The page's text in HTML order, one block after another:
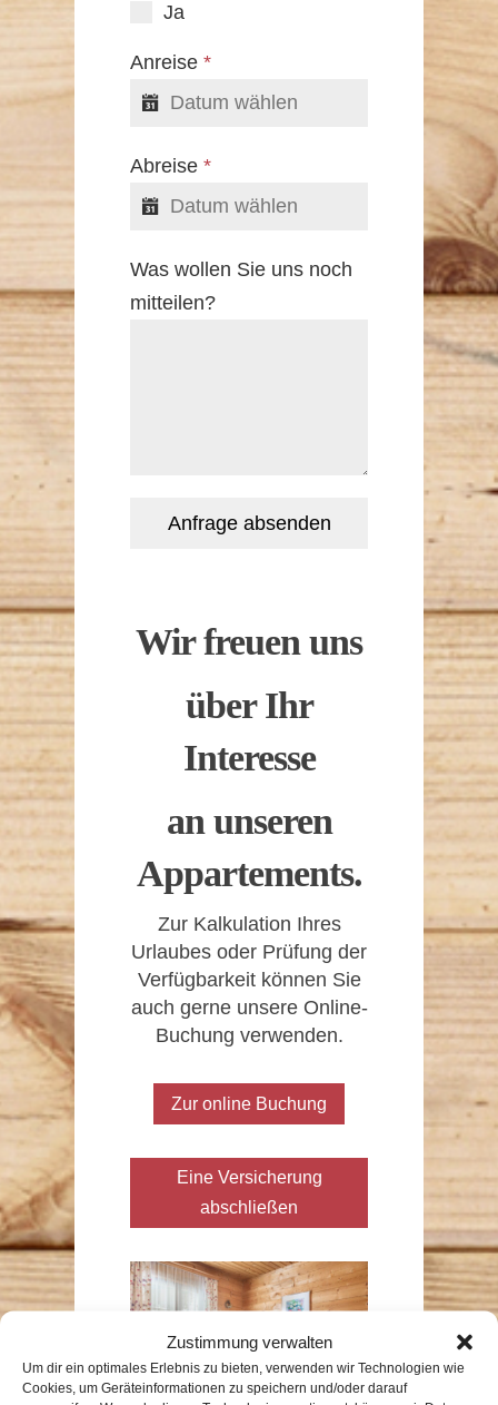
Zustimmung verwalten
Um dir ein optimales Erlebnis zu bieten, verwenden wir Technologien wie
Cookies, um Geräteinformationen zu speichern und/oder darauf
Ja
Anreise*
Abreise*
Was wollen Sie uns noch
mitteilen?
Anfrage absenden
Wir freuen uns
über Ihr
Interesse
an unseren
Appartements.
Zur Kalkulation Ihres
Urlaubes oder Prüfung der
Verfügbarkeit können Sie
auch gerne unsere Online-
Buchung verwenden.
Zur online Buchung
Eine Versicherung
abschließen